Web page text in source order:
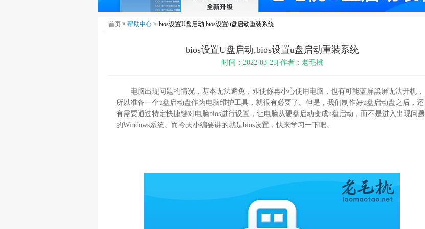
首页 > 帮助中心 > bios设置U盘启动,bios设置u盘启动重装系统
bios设置U盘启动,bios设置u盘启动重装系统
时间：2022-03-25| 作者：老毛桃
电脑出现问题的情况，基本无法避免，即使你再小心使用电脑，也有可能蓝屏黑屏无法开机，
所以准备一个u盘启动盘作为电脑维护工具，就很有必要了。但是，我们制作好u盘启动盘之后，还
有需要通过特定快捷键对电脑bios进行设置，让电脑从硬盘启动变成u盘启动，而不是进入出现问题
的Windows系统。而今天小编要讲的就是bios设置，快来学习一下吧。